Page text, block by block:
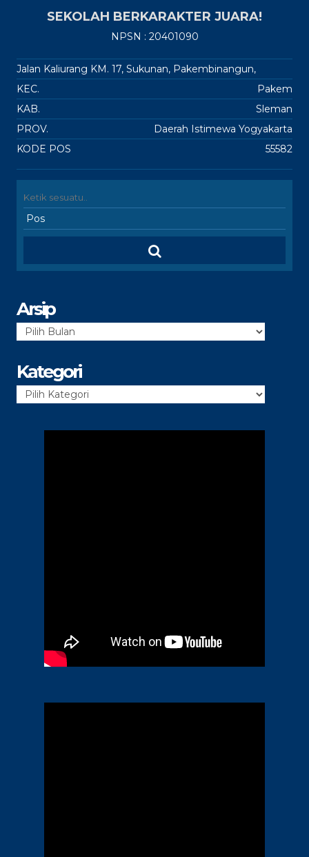
SEKOLAH BERKARAKTER JUARA!
NPSN : 20401090
Jalan Kaliurang KM. 17, Sukunan, Pakembinangun,
KEC.
Pakem
KAB.
Sleman
PROV.
Daerah Istimewa Yogyakarta
KODE POS
55582
Arsip
Arsip
Kategori
Kategori